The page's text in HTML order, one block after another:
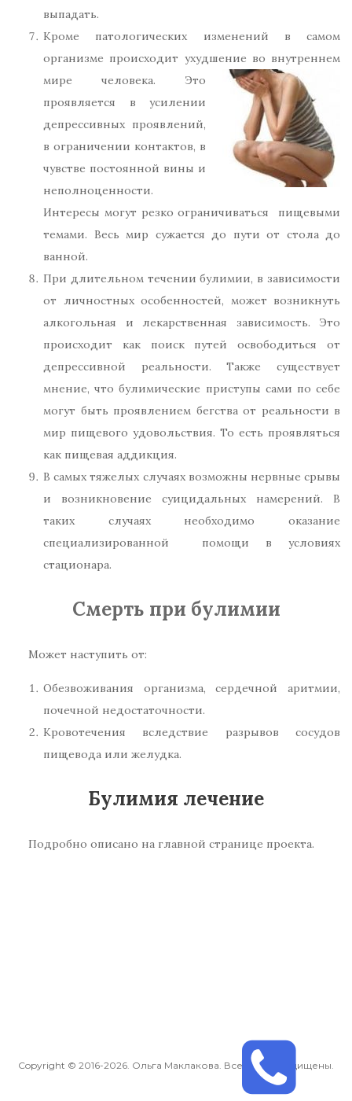
выпадать.
Кроме патологических изменений в самом
организме происходит ухудшение во внутреннем
мире человека. Это
проявляется в усилении
депрессивных проявлений,
в ограничении контактов, в
чувстве постоянной вины и
неполноценности.
Интересы могут резко ограничиваться пищевыми
темами. Весь мир сужается до пути от стола до
ванной.
При длительном течении булимии, в зависимости
от личностных особенностей, может возникнуть
алкогольная и лекарственная зависимость. Это
происходит как поиск путей освободиться от
депрессивной реальности. Также существует
мнение, что булимические приступы сами по себе
могут быть проявлением бегства от реальности в
мир пищевого удовольствия. То есть проявляться
как пищевая аддикция.
В самых тяжелых случаях возможны нервные срывы
и возникновение суицидальных намерений. В
таких случаях необходимо оказание
специализированной помощи в условиях
стационара.
Смерть при булимии
Может наступить от:
Обезвоживания организма, сердечной аритмии,
почечной недостаточности.
Кровотечения вследствие разрывов сосудов
пищевода или желудка.
Булимия лечение
Подробно описано на главной странице проекта.
Copyright © 2016-2026. Ольга Маклакова. Все права защищены.